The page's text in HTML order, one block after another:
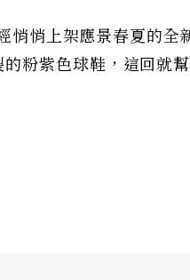
悄悄上架應景春夏的全
紫色球鞋，這回就